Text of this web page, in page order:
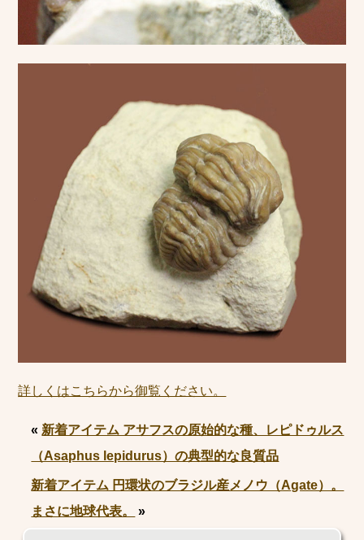
詳しくはこちらから御覧ください。
«新着アイテム アサフスの原始的な種、レピドゥルス
（Asaphus lepidurus）の典型的な良質品
新着アイテム 円環状のブラジル産メノウ（Agate）。
まさに地球代表。
»